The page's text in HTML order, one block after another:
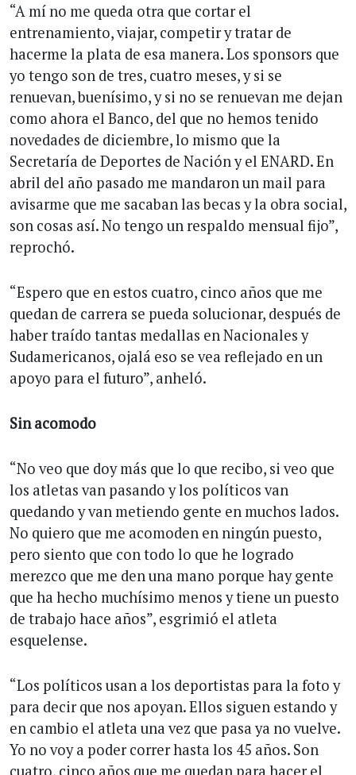
“A mí no me queda otra que cortar el
entrenamiento, viajar, competir y tratar de
hacerme la plata de esa manera. Los sponsors que
yo tengo son de tres, cuatro meses, y si se
renuevan, buenísimo, y si no se renuevan me dejan
como ahora el Banco, del que no hemos tenido
novedades de diciembre, lo mismo que la
Secretaría de Deportes de Nación y el ENARD. En
abril del año pasado me mandaron un mail para
avisarme que me sacaban las becas y la obra social,
son cosas así. No tengo un respaldo mensual fijo”,
reprochó.
“Espero que en estos cuatro, cinco años que me
quedan de carrera se pueda solucionar, después de
haber traído tantas medallas en Nacionales y
Sudamericanos, ojalá eso se vea reflejado en un
apoyo para el futuro”, anheló.
Sin acomodo
“No veo que doy más que lo que recibo, si veo que
los atletas van pasando y los políticos van
quedando y van metiendo gente en muchos lados.
No quiero que me acomoden en ningún puesto,
pero siento que con todo lo que he logrado
merezco que me den una mano porque hay gente
que ha hecho muchísimo menos y tiene un puesto
de trabajo hace años”, esgrimió el atleta
esquelense.
“Los políticos usan a los deportistas para la foto y
para decir que nos apoyan. Ellos siguen estando y
en cambio el atleta una vez que pasa ya no vuelve.
Yo no voy a poder correr hasta los 45 años. Son
cuatro, cinco años que me quedan para hacer el